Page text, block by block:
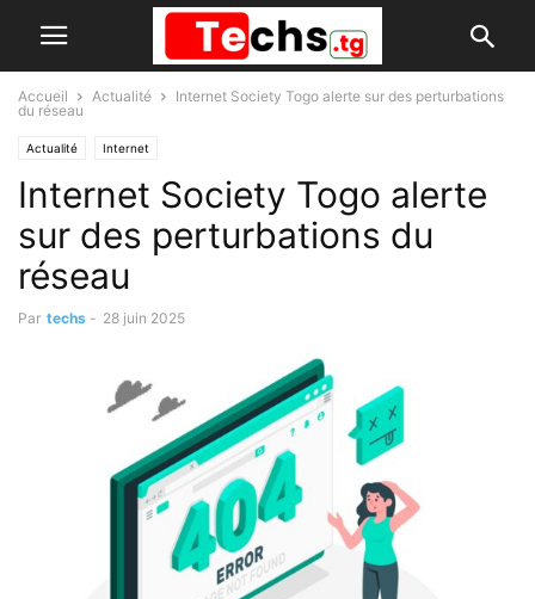
Accueil Actualité
Internet Society Togo alerte sur des perturbations
du réseau
Actualité Internet
Internet Society Togo alerte
sur des perturbations du
réseau
Par techs - 28 juin 2025